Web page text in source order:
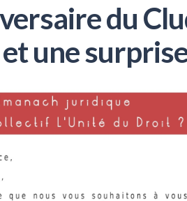
du
une